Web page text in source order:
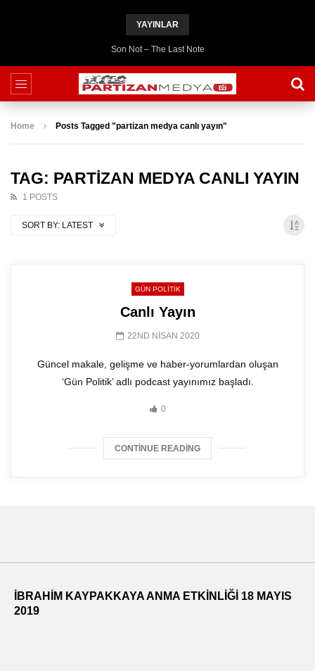
YAYINLAR
Son Not – The Last Note
Home Posts Tagged "partizan medya canlı yayın"
TAG: PARTIZAN MEDYA CANLI YAYIN
1 POSTS
SORT BY: LATEST
GÜN POLITIK
Canlı Yayın
22ND NISAN 2020
Güncel makale, gelişme ve haber-yorumlardan oluşan
‘Gün Politik’ adlı podcast yayınımız başladı.
0
CONTINUE READING
İBRAHİM KAYPAKKAYA ANMA ETKİNLİĞİ 18 MAYIS
2019